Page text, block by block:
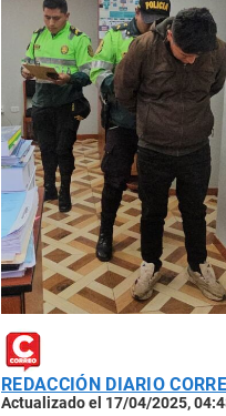
REDACCIÓN DIARIO
Actualizado el 17/04/2025,